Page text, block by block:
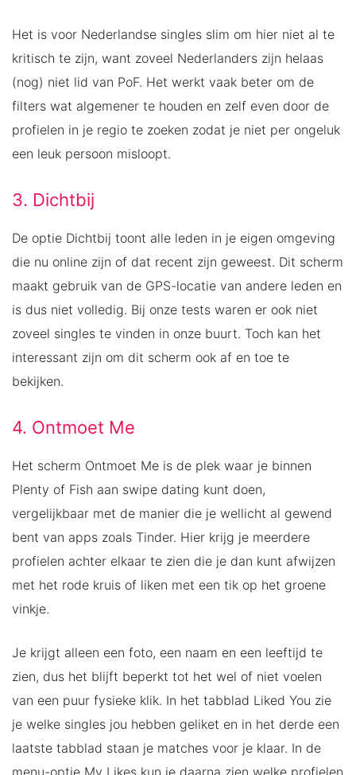
Het is voor Nederlandse singles slim om hier niet al te
kritisch te zijn, want zoveel Nederlanders zijn helaas
(nog) niet lid van PoF. Het werkt vaak beter om de
filters wat algemener te houden en zelf even door de
profielen in je regio te zoeken zodat je niet per ongeluk
een leuk persoon misloopt.
3. Dichtbij
De optie Dichtbij toont alle leden in je eigen omgeving
die nu online zijn of dat recent zijn geweest. Dit scherm
maakt gebruik van de GPS-locatie van andere leden en
is dus niet volledig. Bij onze tests waren er ook niet
zoveel singles te vinden in onze buurt. Toch kan het
interessant zijn om dit scherm ook af en toe te
bekijken.
4. Ontmoet Me
Het scherm Ontmoet Me is de plek waar je binnen
Plenty of Fish aan swipe dating kunt doen,
vergelijkbaar met de manier die je wellicht al gewend
bent van apps zoals Tinder. Hier krijg je meerdere
profielen achter elkaar te zien die je dan kunt afwijzen
met het rode kruis of liken met een tik op het groene
vinkje.
Je krijgt alleen een foto, een naam en een leeftijd te
zien, dus het blijft beperkt tot het wel of niet voelen
van een puur fysieke klik. In het tabblad Liked You zie
je welke singles jou hebben geliket en in het derde een
laatste tabblad staan je matches voor je klaar. In de